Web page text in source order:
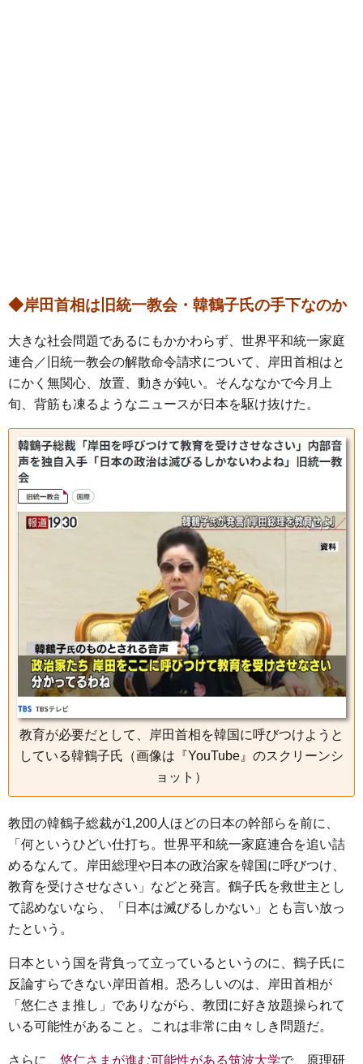
◆岸田首相は旧統一教会・韓鶴子氏の手下なのか
大きな社会問題であるにもかかわらず、世界平和統一家庭
連合／旧統一教会の解散命令請求について、岸田首相はと
にかく無関心、放置、動きが鈍い。そんななかで今月上
旬、背筋も凍るようなニュースが日本を駆け抜けた。
教育が必要だとして、岸田首相を韓国に呼びつけようと
している韓鶴子氏（画像は『YouTube』のスクリーンシ
ョット）
教団の韓鶴子総裁が1,200人ほどの日本の幹部らを前に、
「何というひどい仕打ち。世界平和統一家庭連合を追い詰
めるなんて。岸田総理や日本の政治家を韓国に呼びつけ、
教育を受けさせなさい」などと発言。鶴子氏を救世主とし
て認めないなら、「日本は滅びるしかない」とも言い放っ
たという。
日本という国を背負って立っているというのに、鶴子氏に
反論すらできない岸田首相。恐ろしいのは、岸田首相が
「悠仁さま推し」でありながら、教団に好き放題操られて
いる可能性があること。これは非常に由々しき問題だ。
さらに、 悠仁さまが進む可能性がある筑波大学で、原理研